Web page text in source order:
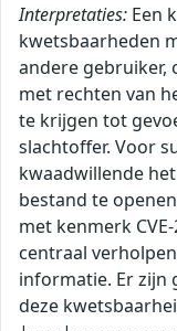
Interpretaties: Een
kwetsbaarheden
andere gebruiker,
met rechten van
te krijgen tot
slachtoffer. Voor
kwaadwillende
bestand te
met kenmerk
centraal
informatie. Er zijn
deze